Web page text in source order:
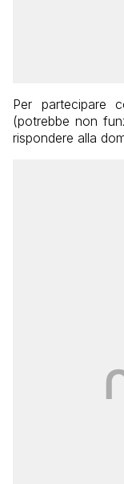
Per partecipare
(potrebbe non
rispondere alla